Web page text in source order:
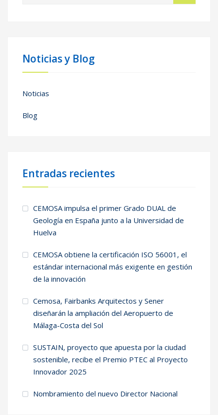
Noticias y Blog
Noticias
Blog
Entradas recientes
CEMOSA impulsa el primer Grado DUAL de
Geología en España junto a la Universidad de
Huelva
CEMOSA obtiene la certificación ISO 56001, el
estándar internacional más exigente en gestión
de la innovación
Cemosa, Fairbanks Arquitectos y Sener
diseñarán la ampliación del Aeropuerto de
Málaga-Costa del Sol
SUSTAIN, proyecto que apuesta por la ciudad
sostenible, recibe el Premio PTEC al Proyecto
Innovador 2025
Nombramiento del nuevo Director Nacional